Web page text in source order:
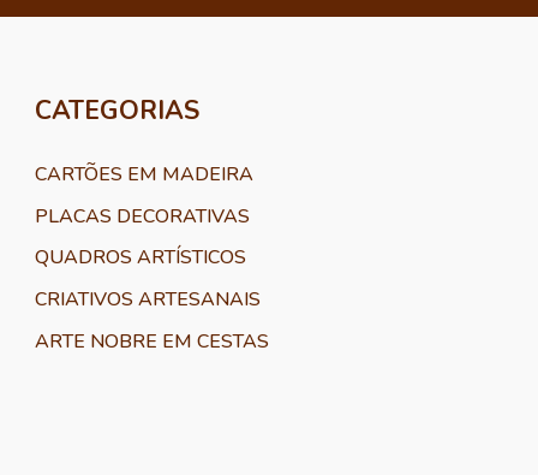
CATEGORIAS
CARTÕES EM MADEIRA
PLACAS DECORATIVAS
QUADROS ARTÍSTICOS
CRIATIVOS ARTESANAIS
ARTE NOBRE EM CESTAS